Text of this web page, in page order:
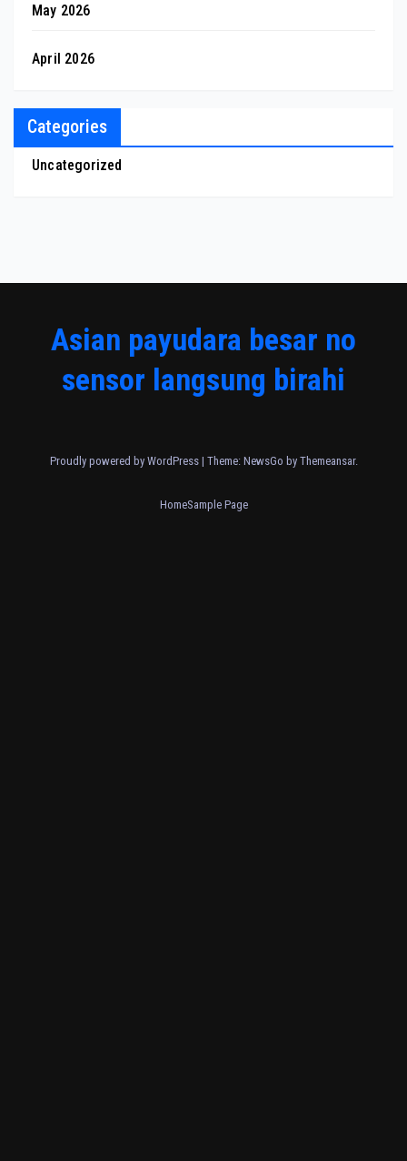
May 2026
April 2026
Categories
Uncategorized
Asian payudara besar no
sensor langsung birahi
Proudly powered by WordPress | Theme: NewsGo by Themeansar.
HomeSample Page